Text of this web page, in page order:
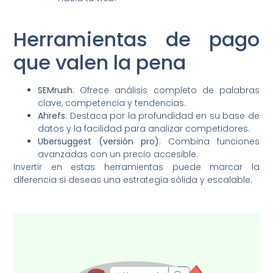
Herramientas de pago
que valen la pena
SEMrush: Ofrece análisis completo de palabras
clave, competencia y tendencias.
Ahrefs: Destaca por la profundidad en su base de
datos y la facilidad para analizar competidores.
Ubersuggest (versión pro): Combina funciones
avanzadas con un precio accesible.
Invertir en estas herramientas puede marcar la
diferencia si deseas una estrategia sólida y escalable.